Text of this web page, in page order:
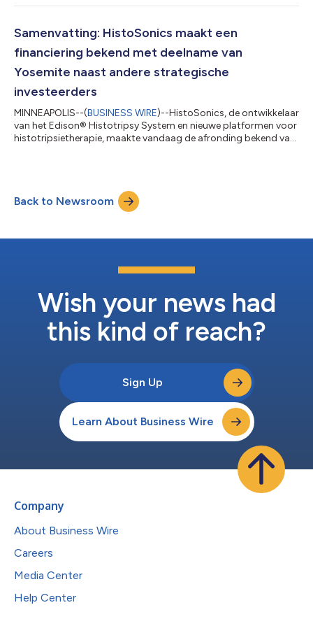
markering wordt erkend. Het Edison-systeem is een innovatief,
voor de vernietiging van levertumoren. Het maakt het mogelijk
om niet-operabele levertum...
Samenvatting: HistoSonics maakt een
financiering bekend met deelname van
Yosemite naast andere strategische
investeerders
MINNEAPOLIS--(BUSINESS WIRE)--HistoSonics, de ontwikkelaar
van het Edison® Histotripsy System en nieuwe platformen voor
histotripsietherapie, maakte vandaag de afronding bekend van
strategische investeerders. Er werden geen andere financiële
voorwaarden bekendgemaakt. Deze financiering komt op een
belangrijk momentum voor...
Back to Newsroom
Wish your news had
this kind of reach?
Sign Up
Learn About Business Wire
Company
About Business Wire
Careers
Media Center
Help Center